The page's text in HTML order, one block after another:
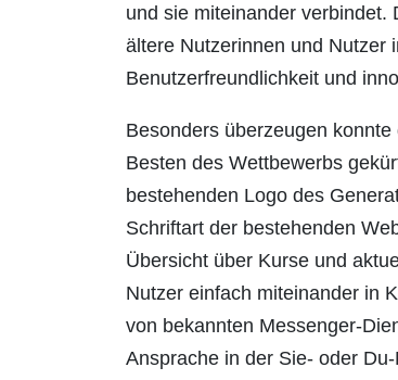
und sie miteinander verbindet.
ältere Nutzerinnen und Nutzer
Benutzerfreundlichkeit und
Besonders überzeugen
Besten des Wettbewerbs
bestehenden Logo des
Schriftart der bestehenden
Übersicht über Kurse und
Nutzer einfach miteinander in
von bekannten Messenger-
Ansprache in der Sie- oder